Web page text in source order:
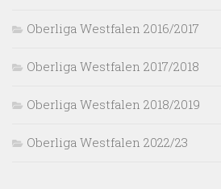
Oberliga Westfalen 2016/2017
Oberliga Westfalen 2017/2018
Oberliga Westfalen 2018/2019
Oberliga Westfalen 2022/23